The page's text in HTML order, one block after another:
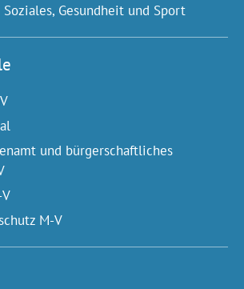
Gesundheit und Sport
und bürgerschaftliches
M-V